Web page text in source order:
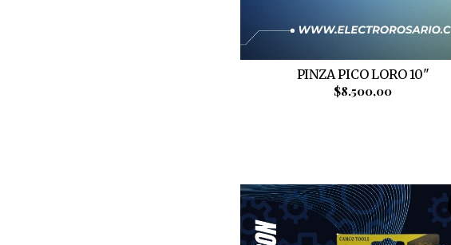
PINZA PICO LORO 10"
$8.500,00